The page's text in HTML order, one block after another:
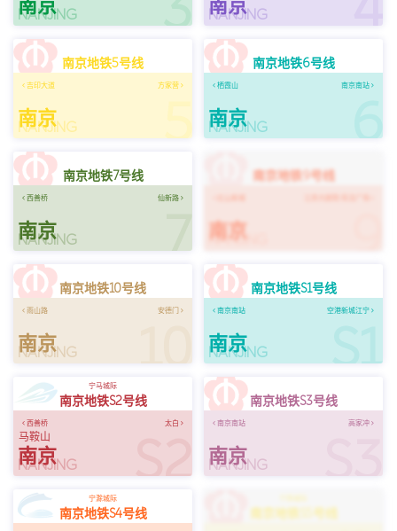
NANJING
南京 NANJING
南京
5
南京地铁5号线
方家营
吉印大道
NANJING
南京 6
南京地铁6号线
南京南站
栖霞山
NANJING
南京
7
南京地铁7号线
仙新路
西善桥
NANJING
南京 9
南京地铁9号线
NANJING
南京
10
南京地铁10号线
安德门
雨山路
NANJING
南京 S1
南京地铁S1号线
空港新城江宁
南京南站
NANJING
南京
S2
宁马城际
南京地铁S2号线
太白
西善桥
马鞍山
NANJING
南京 S3
南京地铁S3号线
高家冲
南京南站
NANJING
南京
宁滁城际
南京地铁S4号线 南京地铁S5号线